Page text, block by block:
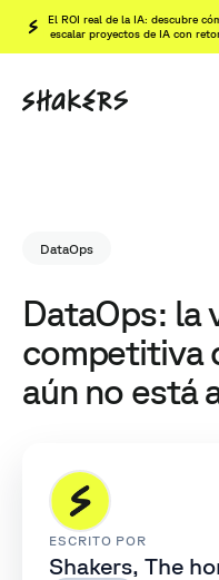
El ROI real de la IA: descubre
escalar proyectos de IA con
DataOps
DataOps: la
competitiva
aún no está
ESCRITO POR
Shakers, The